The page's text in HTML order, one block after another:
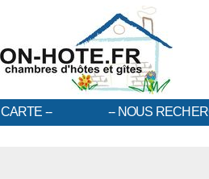
CARTE NOUS